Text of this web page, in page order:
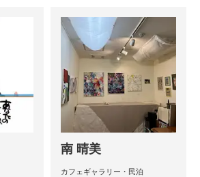
南 晴美
カフェギャラリー・民泊